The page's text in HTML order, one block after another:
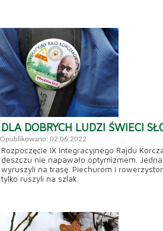
DLA DOBRYCH LUDZI ŚWIECI
Opublikowano: 02.06.2022
Rozpoczęcie IX Integracyjnego Rajdu
deszczu nie napawało optymizmem.
wyruszyli na trasę. Piechurom i
tylko ruszyli na szlak.